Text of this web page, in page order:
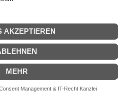
2026 skateshop.de
der Bewertungen